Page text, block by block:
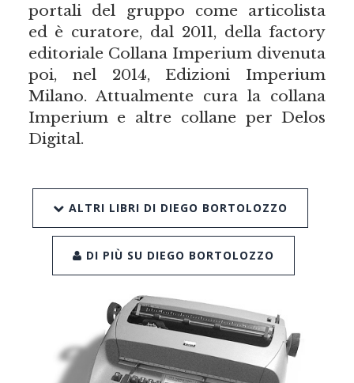
portali del gruppo come articolista
ed è curatore, dal 2011, della factory
editoriale Collana Imperium divenuta
poi, nel 2014, Edizioni Imperium
Milano. Attualmente cura la collana
Imperium e altre collane per Delos
Digital.
ALTRI LIBRI DI DIEGO BORTOLOZZO
DI PIÙ SU DIEGO BORTOLOZZO